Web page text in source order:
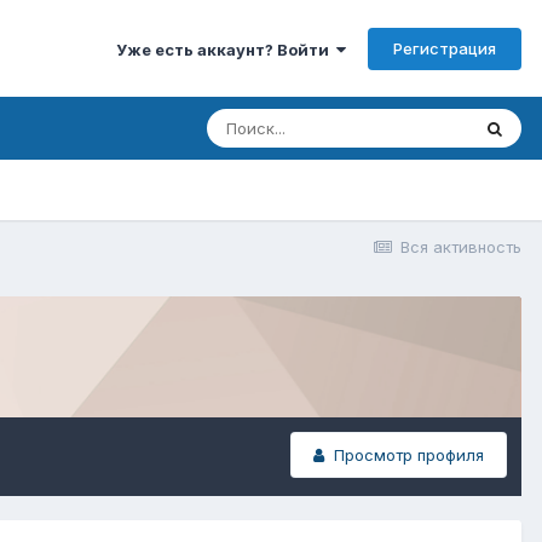
Уже есть аккаунт? Войти Регистрация
Вся активность
Просмотр профиля